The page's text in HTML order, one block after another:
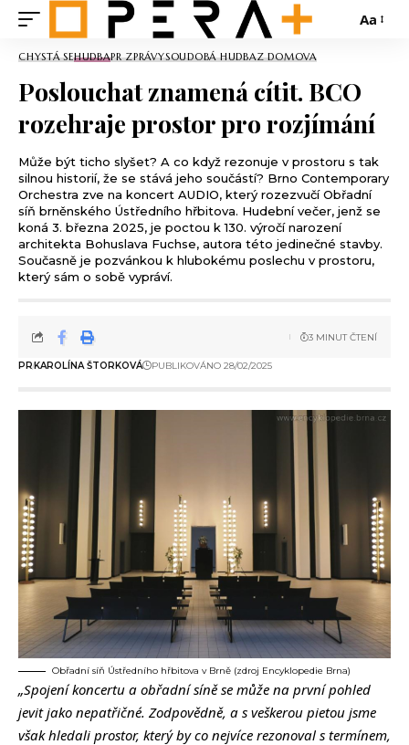
Aa
CHYSTÁ SEHUDBAPR ZPRÁVYSOUDOBÁ HUDBAZ DOMOVA
Poslouchat znamená cítit. BCO
rozehraje prostor pro rozjímání
Může být ticho slyšet? A co když rezonuje v prostoru s tak
silnou historií, že se stává jeho součástí? Brno Contemporary
Orchestra zve na koncert AUDIO, který rozezvučí Obřadní
síň brněnského Ústředního hřbitova. Hudební večer, jenž se
koná 3. března 2025, je poctou k 130. výročí narození
architekta Bohuslava Fuchse, autora této jedinečné stavby.
Současně je pozvánkou k hlubokému poslechu v prostoru,
který sám o sobě vypráví.
PRKAROLÍNA ŠTORKOVÁ PUBLIKOVÁNO 28/02/2025
3 MINUT ČTENÍ
Obřadní síň Ústředního hřbitova v Brně (zdroj Encyklopedie Brna)
„Spojení koncertu a obřadní síně se může na první pohled
jevit jako nepatřičné. Zodpovědně, a s veškerou pietou jsme
však hledali prostor, který by co nejvíce rezonoval s termínem,